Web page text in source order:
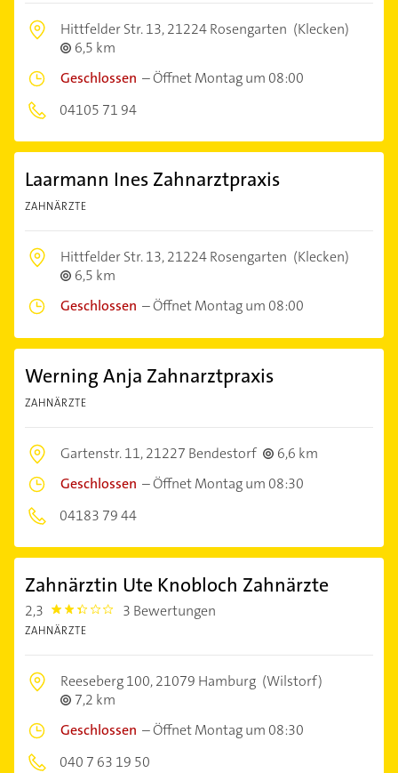
Hittfelder Str. 13,21224 Rosengarten (Klecken)
6,5 km
Geschlossen –Öffnet Montag um 08:00
04105 71 94
Laarmann Ines Zahnarztpraxis
ZAHNÄRZTE
Hittfelder Str. 13,21224 Rosengarten (Klecken)
6,5 km
Geschlossen –Öffnet Montag um 08:00
Werning Anja Zahnarztpraxis
ZAHNÄRZTE
Gartenstr. 11,21227 Bendestorf
6,6 km
Geschlossen –Öffnet Montag um 08:30
04183 79 44
Zahnärztin Ute Knobloch Zahnärzte
2,3 2.3 3 Bewertungen
ZAHNÄRZTE
Reeseberg 100,21079 Hamburg (Wilstorf)
7,2 km
Geschlossen –Öffnet Montag um 08:30
040 7 63 19 50